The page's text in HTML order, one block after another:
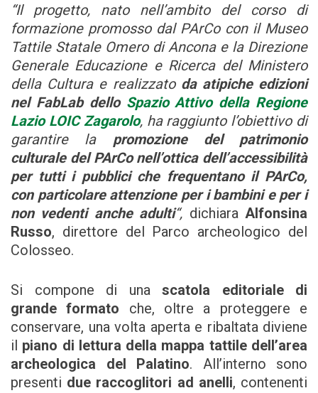
“Il progetto, nato nell’ambito del corso di
formazione promosso dal PArCo con il Museo
Tattile Statale Omero di Ancona e la Direzione
Generale Educazione e Ricerca del Ministero
della Cultura e realizzato da atipiche edizioni
nel FabLab dello Spazio Attivo della Regione
Lazio LOIC Zagarolo, ha raggiunto l’obiettivo di
garantire lapromozione del patrimonio
culturale del PArCo nell’ottica dell’accessibilità
per tutti i pubblici che frequentano il PArCo,
con particolare attenzione per i bambini e per i
non vedenti anche adulti“, dichiaraAlfonsina
Russo, direttore del Parco archeologico del
Colosseo.
Si compone di una scatola editoriale di
grande formato che, oltre a proteggere e
conservare, una volta aperta e ribaltata diviene
il piano di lettura della mappa tattile dell’area
archeologica del Palatino. All’interno sono
presenti due raccoglitori ad anelli, contenenti